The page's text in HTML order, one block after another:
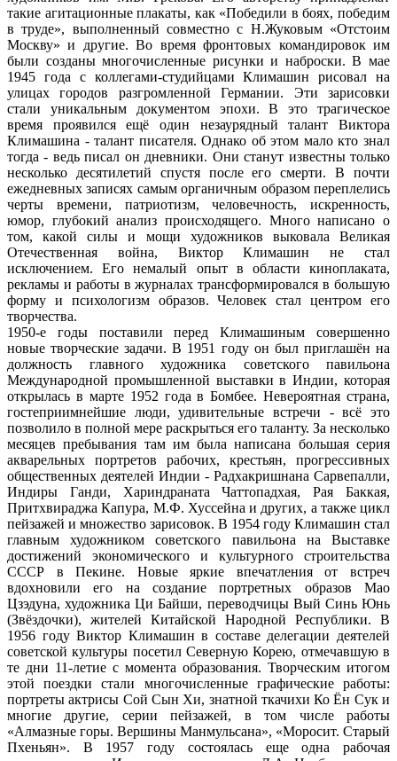
такие агитационные плакаты, как «Победили в боях, победим
в труде», выполненный совместно с Н.Жуковым «Отстоим
Москву» и другие. Во время фронтовых командировок им
были созданы многочисленные рисунки и наброски. В мае
1945 года с коллегами-студийцами Климашин рисовал на
улицах городов разгромленной Германии. Эти зарисовки
стали уникальным документом эпохи. В это трагическое
время проявился ещё один незаурядный талант Виктора
Климашина - талант писателя. Однако об этом мало кто знал
тогда - ведь писал он дневники. Они станут известны только
несколько десятилетий спустя после его смерти. В почти
ежедневных записях самым органичным образом переплелись
черты времени, патриотизм, человечность, искренность,
юмор, глубокий анализ происходящего. Много написано о
том, какой силы и мощи художников выковала Великая
Отечественная война, Виктор Климашин не стал
исключением. Его немалый опыт в области киноплаката,
рекламы и работы в журналах трансформировался в большую
форму и психологизм образов. Человек стал центром его
творчества.
1950-е годы поставили перед Климашиным совершенно
новые творческие задачи. В 1951 году он был приглашён на
должность главного художника советского павильона
Международной промышленной выставки в Индии, которая
открылась в марте 1952 года в Бомбее. Невероятная страна,
гостеприимнейшие люди, удивительные встречи - всё это
позволило в полной мере раскрыться его таланту. За несколько
месяцев пребывания там им была написана большая серия
акварельных портретов рабочих, крестьян, прогрессивных
общественных деятелей Индии - Радхакришнана Сарвепалли,
Индиры Ганди, Хариндраната Чаттопадхая, Рая Баккая,
Притхвираджа Капура, М.Ф. Хуссейна и других, а также цикл
пейзажей и множество зарисовок. В 1954 году Климашин стал
главным художником советского павильона на Выставке
достижений экономического и культурного строительства
СССР в Пекине. Новые яркие впечатления от встреч
вдохновили его на создание портретных образов Мао
Цзэдуна, художника Ци Байши, переводчицы Вый Синь Юнь
(Звёздочки), жителей Китайской Народной Республики. В
1956 году Виктор Климашин в составе делегации деятелей
советской культуры посетил Северную Корею, отмечавшую в
те дни 11-летие с момента образования. Творческим итогом
этой поездки стали многочисленные графические работы:
портреты актрисы Сой Сын Хи, знатной ткачихи Ко Ён Сук и
многие другие, серии пейзажей, в том числе работы
«Алмазные горы. Вершины Манмульсана», «Моросит. Старый
Пхеньян». В 1957 году состоялась еще одна рабочая